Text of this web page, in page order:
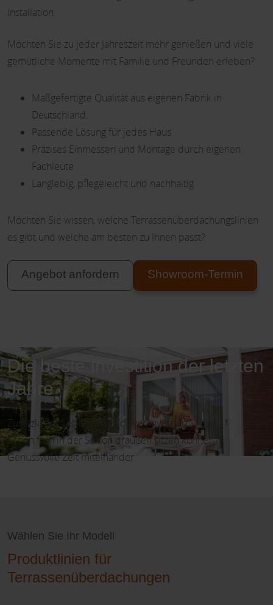
Installation.
Möchten Sie zu jeder Jahreszeit mehr genießen und viele
gemütliche Momente mit Familie und Freunden erleben?
Maßgefertigte Qualität aus eigenen Fabrik in
Deutschland.
Passende Lösung für jedes Haus
Präzises Einmessen und Montage durch eigenen
Fachleute
Langlebig, pflegeleicht und nachhaltig
Möchten Sie wissen, welche Terrassenüberdachungslinien
es gibt und welche am besten zu Ihnen passt?
Angebot anfordern Showroom-Termin
Die beste Investition der letzten
Jahre
Zusätzlicher Lebensraum, clever investiert
Schon früh in der Saison draußen sitzen können
Genussvolle Zeit miteinander
Wählen Sie Ihr Modell
Produktlinien für
Terrassenüberdachungen